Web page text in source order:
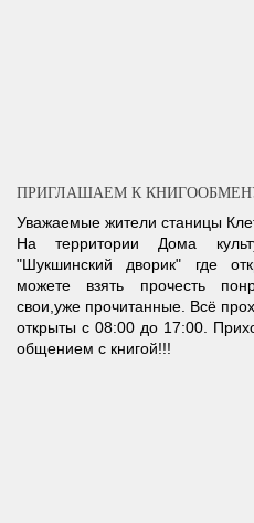
ПРИГЛАШАЕМ К
Уважаемые жители станицы
На территории Дома
"Шукшинский дворик" где
можете взять прочесть
свои,уже прочитанные. Всё
открыты с 08:00 до 17:00.
общением с книгой!!!